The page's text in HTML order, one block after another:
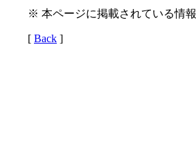
※ 本ページに掲載されている情
[ Back ]